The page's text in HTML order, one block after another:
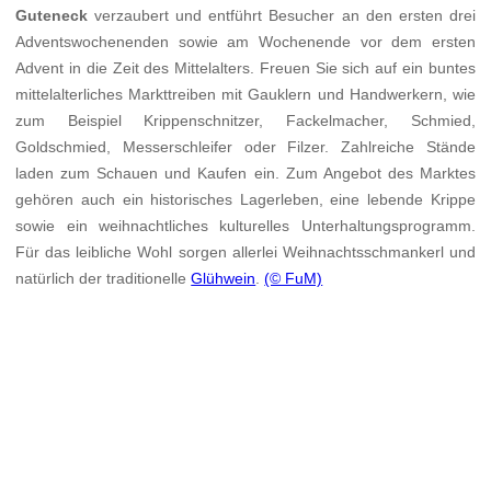
Guteneck verzaubert und entführt Besucher an den ersten drei
Adventswochenenden sowie am Wochenende vor dem ersten
Advent in die Zeit des Mittelalters. Freuen Sie sich auf ein buntes
mittelalterliches Markttreiben mit Gauklern und Handwerkern, wie
zum Beispiel Krippenschnitzer, Fackelmacher, Schmied,
Goldschmied, Messerschleifer oder Filzer. Zahlreiche Stände
laden zum Schauen und Kaufen ein. Zum Angebot des Marktes
gehören auch ein historisches Lagerleben, eine lebende Krippe
sowie ein weihnachtliches kulturelles Unterhaltungsprogramm.
Für das leibliche Wohl sorgen allerlei Weihnachtsschmankerl und
natürlich der traditionelleGlühwein .(© FuM)